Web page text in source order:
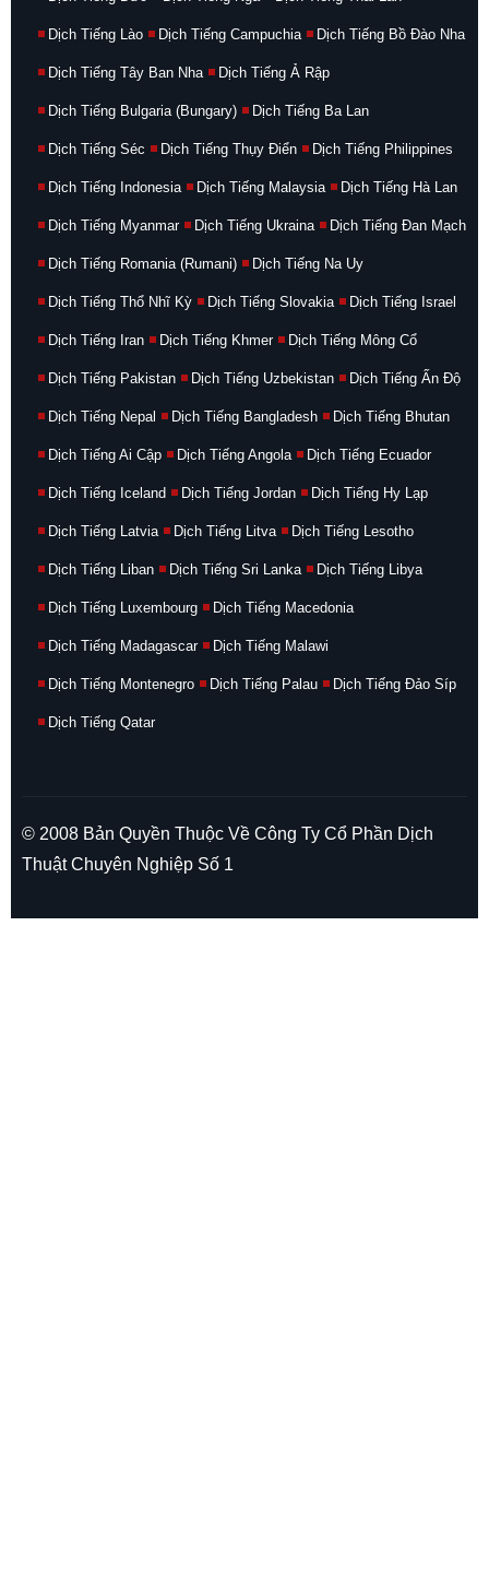
Dịch Tiếng Lào Dịch Tiếng Campuchia Dịch Tiếng Bồ Đào Nha
Dịch Tiếng Tây Ban Nha Dịch Tiếng Ả Rập
Dịch Tiếng Bulgaria (Bungary) Dịch Tiếng Ba Lan
Dịch Tiếng Séc Dịch Tiếng Thụy Điển Dịch Tiếng Philippines
Dịch Tiếng Indonesia Dịch Tiếng Malaysia Dịch Tiếng Hà Lan
Dịch Tiếng Myanmar Dịch Tiếng Ukraina Dịch Tiếng Đan Mạch
Dịch Tiếng Romania (Rumani) Dịch Tiếng Na Uy
Dịch Tiếng Thổ Nhĩ Kỳ Dịch Tiếng Slovakia Dịch Tiếng Israel
Dịch Tiếng Iran Dịch Tiếng Khmer Dịch Tiếng Mông Cổ
Dịch Tiếng Pakistan Dịch Tiếng Uzbekistan Dịch Tiếng Ấn Độ
Dịch Tiếng Nepal Dịch Tiếng Bangladesh Dịch Tiếng Bhutan
Dịch Tiếng Ai Cập Dịch Tiếng Angola Dịch Tiếng Ecuador
Dịch Tiếng Iceland Dịch Tiếng Jordan Dịch Tiếng Hy Lạp
Dịch Tiếng Latvia Dịch Tiếng Litva Dịch Tiếng Lesotho
Dịch Tiếng Liban Dịch Tiếng Sri Lanka Dịch Tiếng Libya
Dịch Tiếng Luxembourg Dịch Tiếng Macedonia
Dịch Tiếng Madagascar Dịch Tiếng Malawi
Dịch Tiếng Montenegro Dịch Tiếng Palau Dịch Tiếng Đảo Síp
Dịch Tiếng Qatar
© 2008 Bản Quyền Thuộc Về Công Ty Cổ Phần Dịch
Thuật Chuyên Nghiệp Số 1